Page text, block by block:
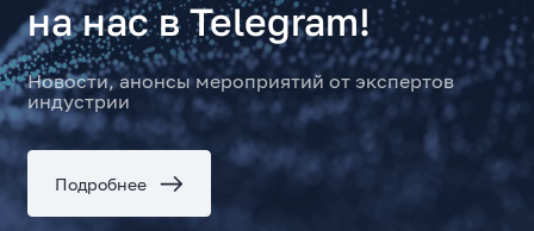
на нас в Telegram!
Новости, анонсы мероприятий от экспертов
индустрии
Подробнее